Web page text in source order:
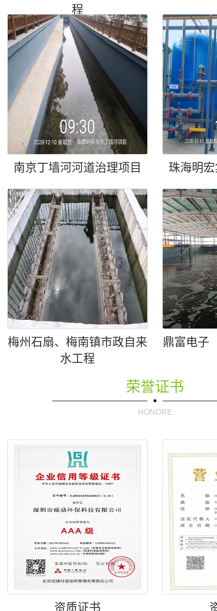
程
南京丁墙河河道治理项目 珠海明
梅州石扇、梅南镇市政自来
水工程
鼎富电子
荣誉证书
HONORE
资质证书